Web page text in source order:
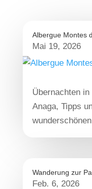
Albergue Montes
Mai 19, 2026
Übernachten
Anaga, Tipps
Wanderung zur
Feb. 6, 2026